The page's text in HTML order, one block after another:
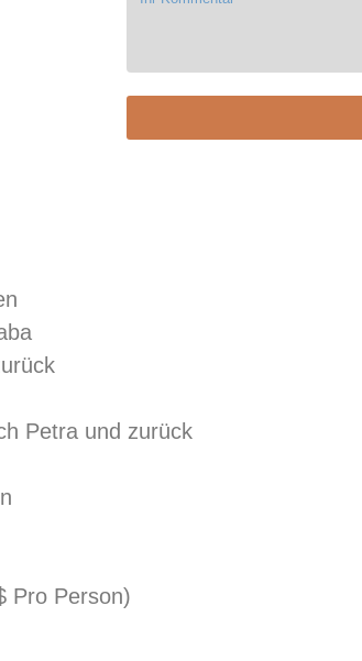
Petra und zurück
Pro Person)